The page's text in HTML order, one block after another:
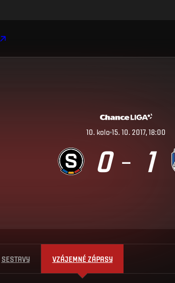
10. kolo 15. 10. 2017, 18:00
0 – 1
SESTAVY VZÁJEMNÉ ZÁPASY